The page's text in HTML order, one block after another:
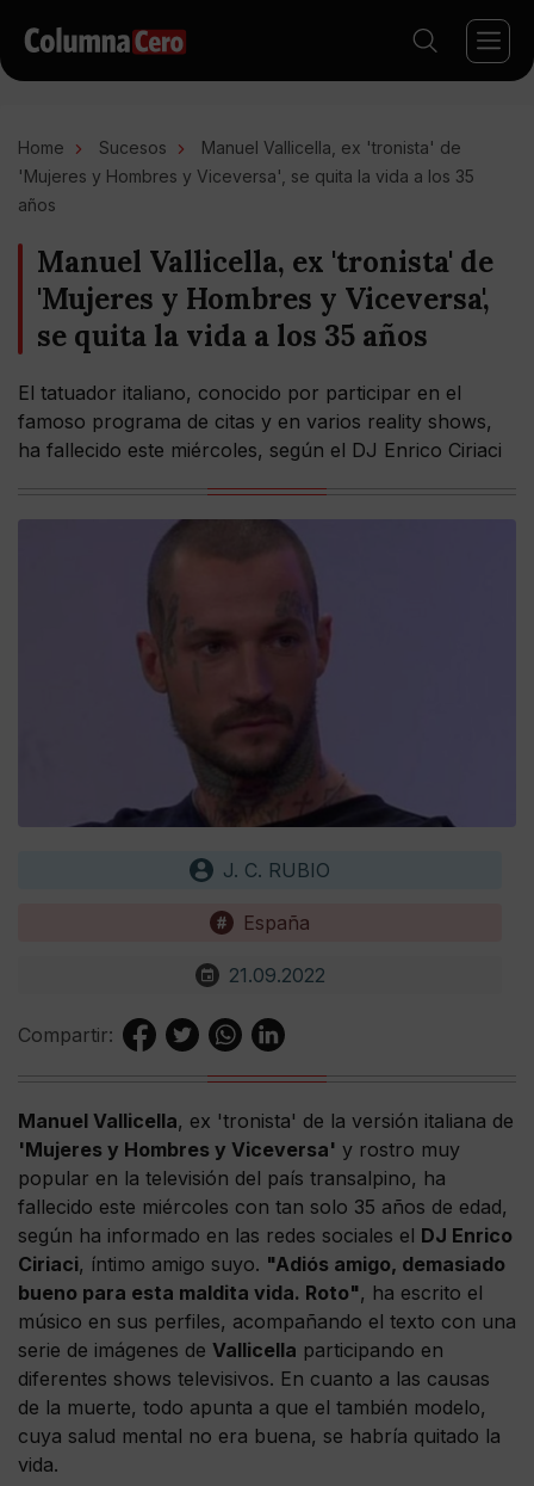
Home Sucesos
Manuel Vallicella, ex 'tronista' de
'Mujeres y Hombres y Viceversa', se quita la vida a los 35
años
Manuel Vallicella, ex 'tronista' de
'Mujeres y Hombres y Viceversa',
se quita la vida a los 35 años
El tatuador italiano, conocido por participar en el
famoso programa de citas y en varios reality shows,
ha fallecido este miércoles, según el DJ Enrico Ciriaci
J. C. RUBIO
España
21.09.2022
Compartir:
Manuel Vallicella, ex 'tronista' de la versión italiana de
'Mujeres y Hombres y Viceversa' y rostro muy
popular en la televisión del país transalpino, ha
fallecido este miércoles con tan solo 35 años de edad,
según ha informado en las redes sociales el DJ Enrico
Ciriaci, íntimo amigo suyo. "Adiós amigo, demasiado
bueno para esta maldita vida. Roto", ha escrito el
músico en sus perfiles, acompañando el texto con una
serie de imágenes de Vallicella participando en
diferentes shows televisivos. En cuanto a las causas
de la muerte, todo apunta a que el también modelo,
cuya salud mental no era buena, se habría quitado la
vida.